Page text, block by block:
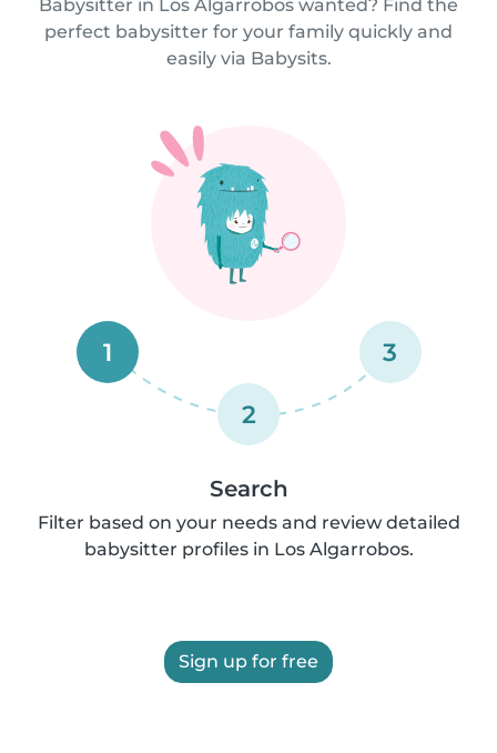
Babysitter in Los Algarrobos wanted? Find the
perfect babysitter for your family quickly and
easily via Babysits.
1
2
3
Search
Filter based on your needs and review detailed
babysitter profiles in Los Algarrobos.
Sign up for free